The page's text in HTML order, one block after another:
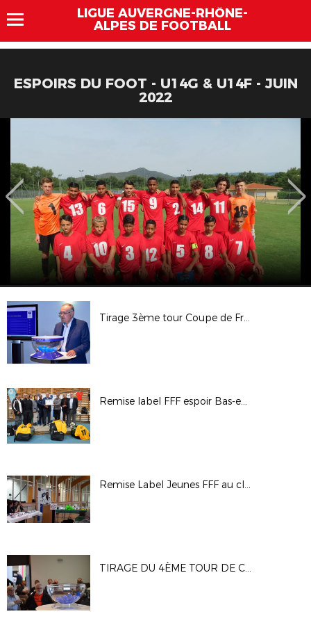
LIGUE AUVERGNE-RHÔNE-
ALPES DE FOOTBALL
ESPOIRS DU FOOT - U14G & U14F - JUIN
2022
Tirage 3ème tour Coupe de France Féminine
Remise label FFF espoir Bas-en-Basset
Remise Label Jeunes FFF au club de l'US Feillens
TIRAGE DU 4ÈME TOUR DE COUPE GAMBARDELLA CREDIT AGRICOLE : LES PHOTOS